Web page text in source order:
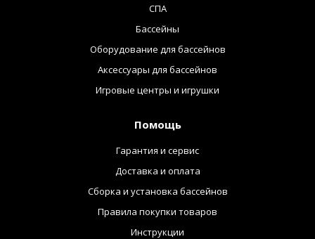
СПА
Бассейны
Оборудование для бассейнов
Аксессуары для бассейнов
Игровые центры и игрушки
Помощь
Гарантия и сервис
Доставка и оплата
Сборка и установка бассейнов
Правила покупки товаров
Инструкции